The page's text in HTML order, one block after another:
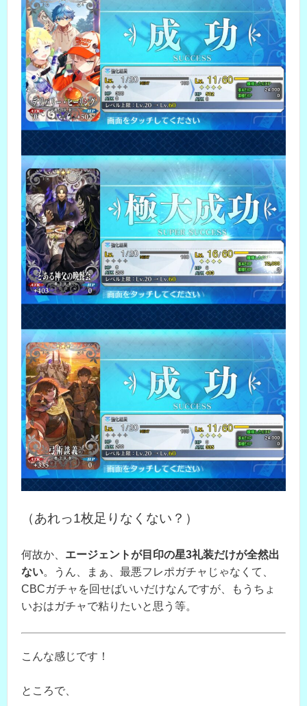
（あれっ1枚足りなくない？）
何故か、 エージェントが目印の星3礼装だけが全然出
ない。うん、まぁ、最悪フレポガチャじゃなくて、
CBCガチャを回せばいいだけなんですが、もうちょ
いおはガチャで粘りたいと思う等。
こんな感じです！
ところで、